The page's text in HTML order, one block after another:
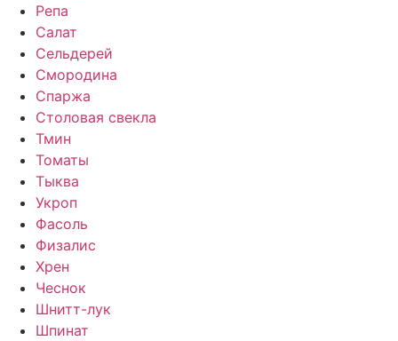
Репа
Салат
Сельдерей
Смородина
Спаржа
Столовая свекла
Тмин
Томаты
Тыква
Укроп
Фасоль
Физалис
Хрен
Чеснок
Шнитт-лук
Шпинат